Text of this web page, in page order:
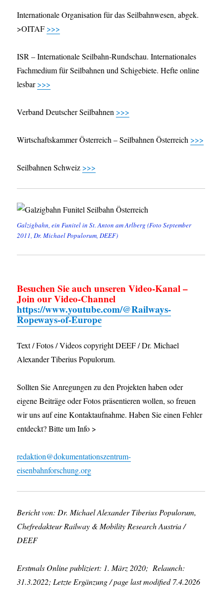
Internationale Organisation für das Seilbahnwesen, abgek.
>OITAF >>>
ISR – Internationale Seilbahn-Rundschau. Internationales
Fachmedium für Seilbahnen und Schigebiete. Hefte online
lesbar>>>
Verband Deutscher Seilbahnen >>>
Wirtschaftskammer Österreich – Seilbahnen Österreich >>>
Seilbahnen Schweiz >>>
Galzigbahn, ein Funitel in St. Anton am Arlberg (Foto September
2011, Dr. Michael Populorum, DEEF)
Besuchen Sie auch unseren Video-Kanal –
Join our Video-Channel
https://www.youtube.com/@Railways-
Ropeways-of-Europe
Text / Fotos / Videos copyright DEEF / Dr. Michael
Alexander Tiberius Populorum.
Sollten Sie Anregungen zu den Projekten haben oder
eigene Beiträge oder Fotos präsentieren wollen, so freuen
wir uns auf eine Kontaktaufnahme. Haben Sie einen Fehler
entdeckt? Bitte um Info >
redaktion@dokumentationszentrum-
eisenbahnforschung.org
Bericht von: Dr. Michael Alexander Tiberius Populorum,
Chefredakteur Railway & Mobility Research Austria /
DEEF
Erstmals Online publiziert: 1. März 2020; Relaunch:
31.3.2022; Letzte Ergänzung / page last modified 7.4.2026